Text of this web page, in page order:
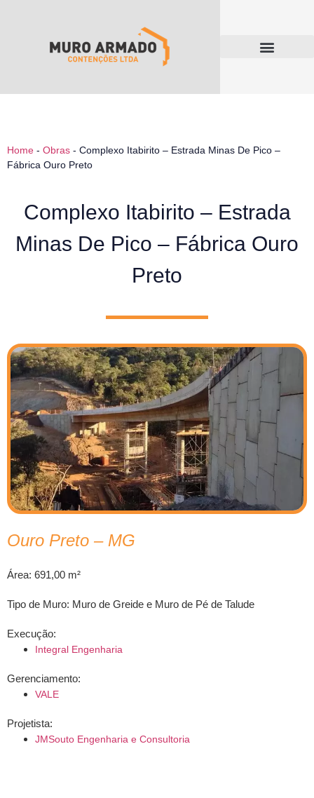
Home - Obras - Complexo Itabirito – Estrada Minas De Pico –
Fábrica Ouro Preto
Complexo Itabirito – Estrada
Minas De Pico – Fábrica Ouro
Preto
Ouro Preto – MG
Área: 691,00 m²
Tipo de Muro: Muro de Greide e Muro de Pé de Talude
Execução:
Integral Engenharia
Gerenciamento:
VALE
Projetista:
JMSouto Engenharia e Consultoria